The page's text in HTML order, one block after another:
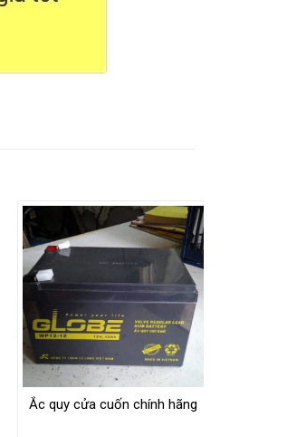
Ắc quy cửa cuốn chính hãng